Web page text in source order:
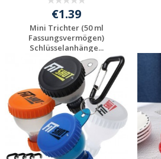
€1.39
Mini Trichter (50 ml
Fassungsvermögen)
Schlüsselanhänge...
Individuelle
Werbeartikel
anfragen